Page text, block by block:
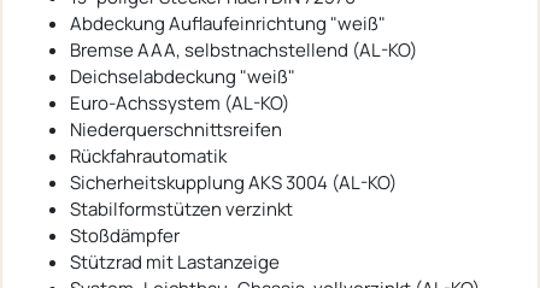
Abdeckung Auflaufeinrichtung "weiß"
Bremse AAA, selbstnachstellend (AL-KO)
Deichselabdeckung "weiß"
Euro-Achssystem (AL-KO)
Niederquerschnittsreifen
Rückfahrautomatik
Sicherheitskupplung AKS 3004 (AL-KO)
Stabilformstützen verzinkt
Stoßdämpfer
Stützrad mit Lastanzeige